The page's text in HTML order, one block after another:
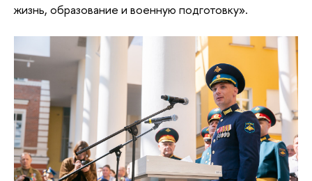
жизнь, образование и военную подготовку».